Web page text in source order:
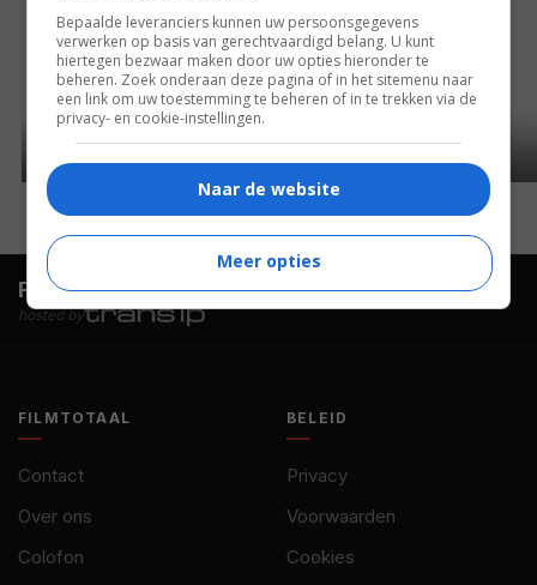
FilmTotaal.Hét online filmoverzicht.
hosted by
FILMTOTAAL
Contact
Over ons
Colofon
BELEID
Privacy
Voorwaarden
Cookies
Bepaalde leveranciers kunnen uw persoonsgegevens
verwerken op basis van gerechtvaardigd belang. U kunt
hiertegen bezwaar maken door uw opties hieronder te
beheren. Zoek onderaan deze pagina of in het sitemenu naar
een link om uw toestemming te beheren of in te trekken via de
privacy- en cookie-instellingen.
Naar de website
Meer opties